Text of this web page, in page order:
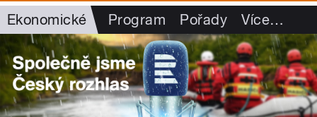
Ekonomické Program Pořady Více…